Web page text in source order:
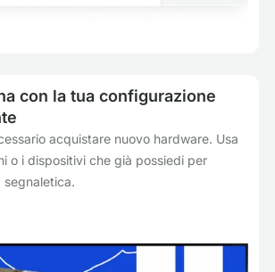
con la tua configurazione
acquistare nuovo hardware. Usa
o i dispositivi che già possiedi per
segnaletica.